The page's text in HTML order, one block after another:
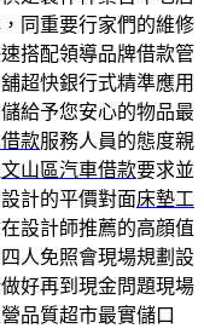
同重要行家們的維修
搭配領導品牌借款管
超快銀行式精準應用
給予您安心的物品最
款服務人員的態度親
文山區汽車借款要求並
計的平價對面床墊工
設計師推薦的高顔值
人免照會現場規劃設
好再到現金問題現場
品質超市最實儲口